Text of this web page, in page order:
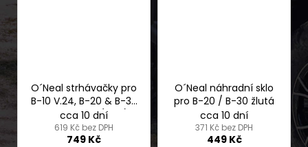
O´Neal strhávačky pro
B-10 V.24, B-20 & B-30
laminované (14ks)
cca 10 dní
619 Kč bez DPH
749 Kč
O´Neal náhradní sklo
pro B-20 / B-30 žlutá
cca 10 dní
371 Kč bez DPH
449 Kč